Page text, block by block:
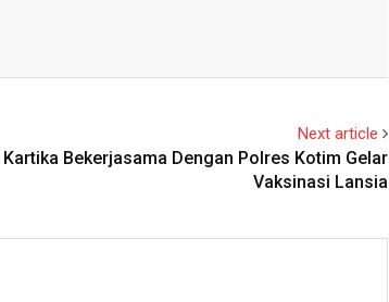
Next article
Bekerjasama Dengan Polres Kotim Gelar
Vaksinasi Lansia